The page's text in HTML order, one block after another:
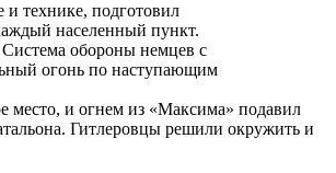
технике, подготовил
населенный пункт.
Система обороны немцев с
огонь по наступающим
место, и огнем из «Максима» подавил
Гитлеровцы решили окружить и